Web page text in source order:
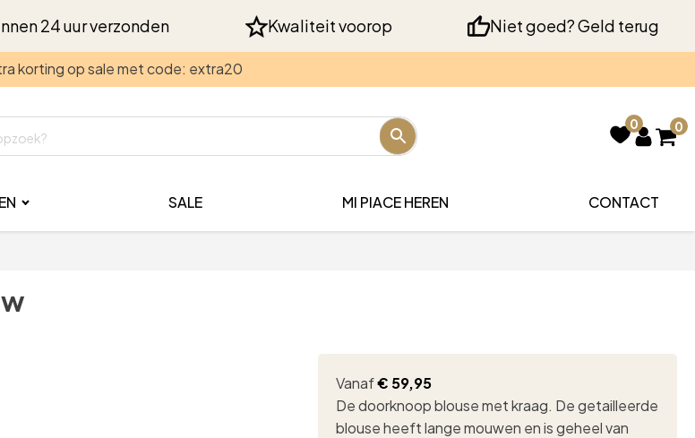
24 uur verzonden Kwaliteit voorop Niet goed? Geld terug
korting op sale met code: extra20
0 0
SALE MI PIACE HEREN CONTACT
Vanaf€ 59,95
De doorknoop blouse met kraag. De getailleerde
blouse heeft lange mouwen en is geheel van